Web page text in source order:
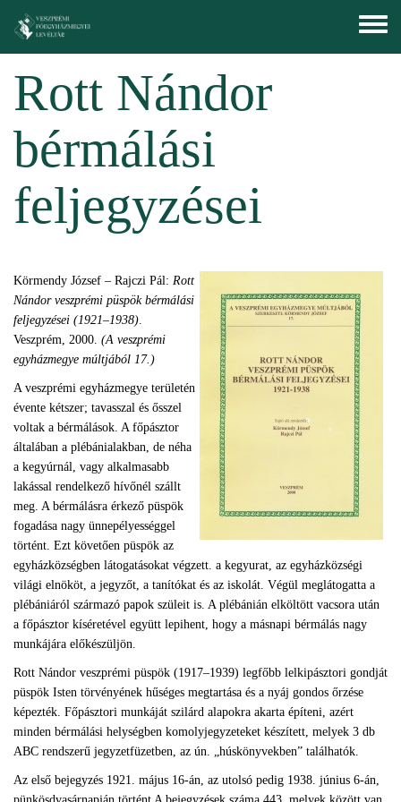
Toggle
menu
Rott Nándor
bérmálási
feljegyzései
Körmendy József – Rajczi Pál: Rott
Nándor veszprémi püspök bérmálási
feljegyzései (1921–1938).
Veszprém, 2000. (A veszprémi
egyházmegye múltjából 17.)
A veszprémi egyházmegye területén
évente kétszer; tavasszal és ősszel
voltak a bérmálások. A főpásztor
általában a plébánialakban, de néha
a kegyúrnál, vagy alkalmasabb
lakással rendelkező hívőnél szállt
meg. A bérmálásra érkező püspök
fogadása nagy ünnepélyességgel
történt. Ezt követően püspök az
egyházközségben látogatásokat végzett. a kegyurat, az egyházközségi
világi elnököt, a jegyzőt, a tanítókat és az iskolát. Végül meglátogatta a
plébániáról származó papok szüleit is. A plébánián elköltött vacsora után
a főpásztor kíséretével együtt lepihent, hogy a másnapi bérmálás nagy
munkájára előkészüljön.
Rott Nándor veszprémi püspök (1917–1939) legfőbb lelkipásztori gondját
püspök Isten törvényének hűséges megtartása és a nyáj gondos őrzése
képezték. Főpásztori munkáját szilárd alapokra akarta építeni, azért
minden bérmálási helységben komolyjegyzeteket készített, melyek 3 db
ABC rendszerű jegyzetfüzetben, az ún. „húskönyvekben” találhatók.
Az első bejegyzés 1921. május 16-án, az utolsó pedig 1938. június 6-án,